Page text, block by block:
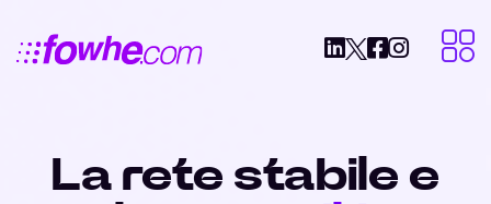
La rete stabile e